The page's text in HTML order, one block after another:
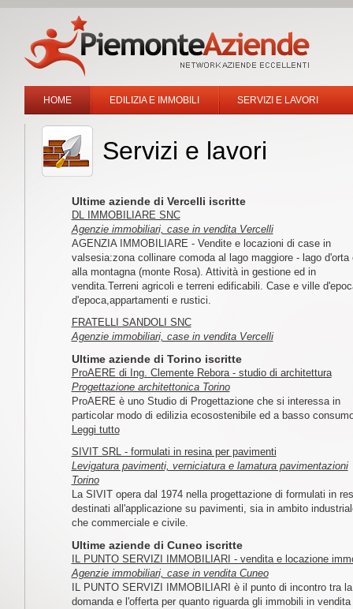
HOME EDILIZIA E IMMOBILI SERVIZI E LAVORI
Servizi e lavori
Ultime aziende di Vercelli iscritte
DL IMMOBILIARE SNC
Agenzie immobiliari, case in vendita Vercelli
AGENZIA IMMOBILIARE - Vendite e locazioni di case in
valsesia:zona collinare comoda al lago maggiore - lago d'orta
alla montagna (monte Rosa). Attività in gestione ed in
vendita.Terreni agricoli e terreni edificabili. Case e ville
d'epoca,appartamenti e rustici.
FRATELLI SANDOLI SNC
Agenzie immobiliari, case in vendita Vercelli
Ultime aziende di Torino iscritte
ProAERE di Ing. Clemente Rebora - studio di architettura
Progettazione architettonica Torino
ProAERE è uno Studio di Progettazione che si interessa in
particolar modo di edilizia ecosostenibile ed a basso
Leggi tutto
SIVIT SRL - formulati in resina per pavimenti
Levigatura pavimenti, verniciatura e lamatura pavimentazioni
Torino
La SIVIT opera dal 1974 nella progettazione di formulati in
destinati all'applicazione su pavimenti, sia in ambito
che commerciale e civile.
Ultime aziende di Cuneo iscritte
IL PUNTO SERVIZI IMMOBILIARI - vendita e locazione
Agenzie immobiliari, case in vendita Cuneo
IL PUNTO SERVIZI IMMOBILIARI è il punto di incontro tra la
domanda e l'offerta per quanto riguarda gli immobili in vendita